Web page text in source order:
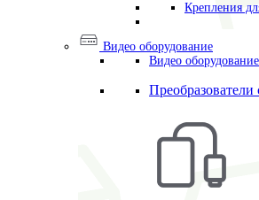
Крепления
Видео оборудование
Видео оборудование
Преобразователи